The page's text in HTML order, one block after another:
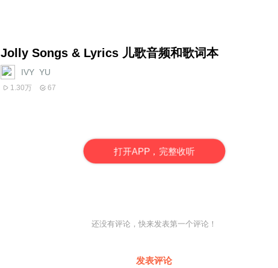
Jolly Songs & Lyrics 儿歌音频和歌词本
IVY_YU
1.30万 67
打开APP，完整收听
还没有评论，快来发表第一个评论！
发表评论